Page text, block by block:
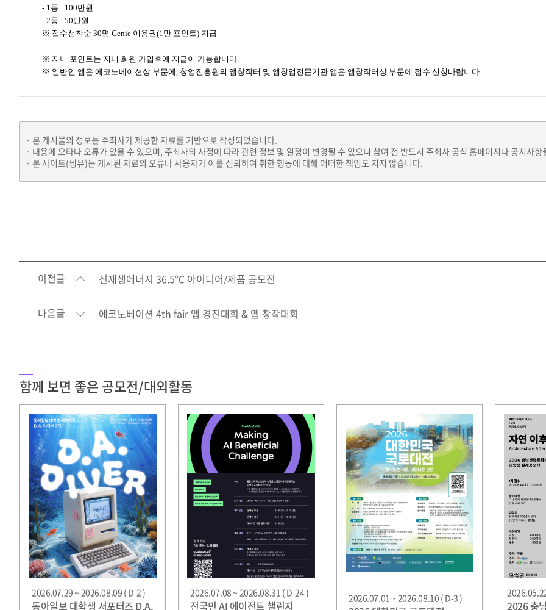
- 1등 : 100만원
- 2등 : 50만원
※ 접수선착순 30명 Genie 이용권(1만 포인트) 지급
※ 지니 포인트는 지니 회원 가입후에 지급이 가능합니다.
※ 일반인 앱은 에코노베이션상 부문에, 창업진흥원의 앱창작터 및 앱창업전문기관 앱은 앱창작터상 부문에 접수 신청바랍니다.
본 게시물의 정보는 주최사가 제공한 자료를 기반으로 작성되었습니다.
내용에 오타나 오류가 있을 수 있으며, 주최사의 사정에 따라 관련 정보 및 일정이 변경될 수 있으니 참여 전 반드시 주최사 공식 홈페이지나 공지사
본 사이트(씽유)는 게시된 자료의 오류나 사용자가 이를 신뢰하여 취한 행동에 대해 어떠한 책임도 지지 않습니다.
이전글 신재생에너지 36.5℃ 아이디어/제품 공모전
다음글 에코노베이션 4th fair 앱 경진대회 & 앱 창작대회
함께 보면 좋은 공모전/대외활동
2026.07.29 ~ 2026.08.09 ( D-2 )
동아일보 대학생 서포터즈 D.A.
2026.07.08 ~ 2026.08.31 ( D-24 )
전국민 AI 에이전트 챌린지
2026.07.01 ~ 2026.08.10 ( D-3 )
2026 충